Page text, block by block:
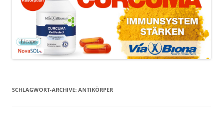
SCHLAGWORT-ARCHIVE: ANTIKÖRPER